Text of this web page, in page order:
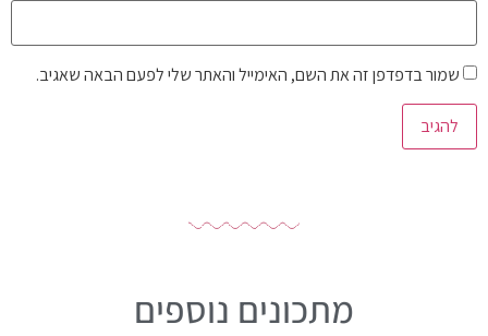
שמור בדפדפן זה את השם, האימייל והאתר שלי לפעם הבאה שאגיב.
מתכונים נוספים